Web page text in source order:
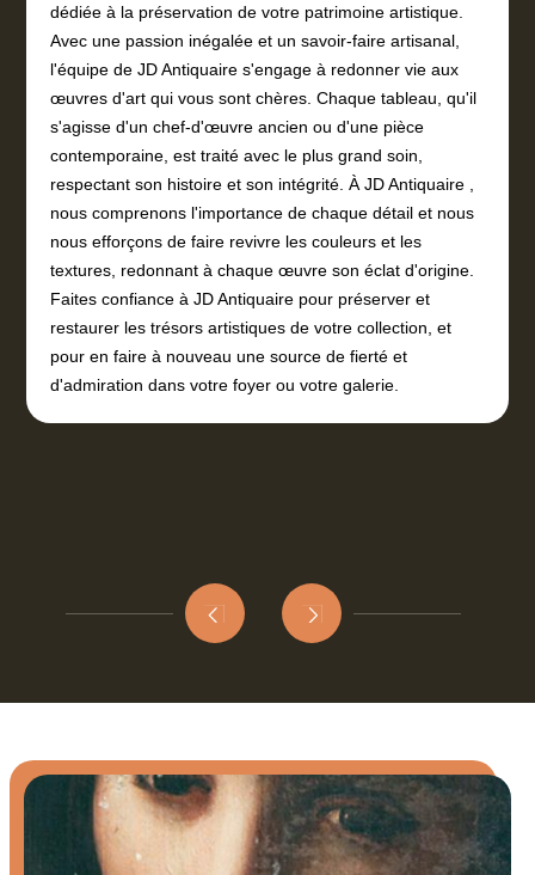
dédiée à la préservation de votre patrimoine artistique.
Avec une passion inégalée et un savoir-faire artisanal,
l'équipe de JD Antiquaire s'engage à redonner vie aux
œuvres d'art qui vous sont chères. Chaque tableau, qu'il
s'agisse d'un chef-d'œuvre ancien ou d'une pièce
contemporaine, est traité avec le plus grand soin,
respectant son histoire et son intégrité. À JD Antiquaire ,
nous comprenons l'importance de chaque détail et nous
nous efforçons de faire revivre les couleurs et les
textures, redonnant à chaque œuvre son éclat d'origine.
Faites confiance à JD Antiquaire pour préserver et
restaurer les trésors artistiques de votre collection, et
pour en faire à nouveau une source de fierté et
d'admiration dans votre foyer ou votre galerie.